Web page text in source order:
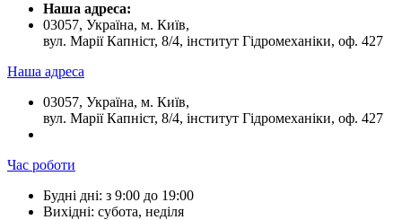
Наша адреса:
03057, Україна, м. Київ,
вул. Марії Капніст, 8/4, інститут Гідромеханіки, оф. 427
Наша адреса
03057, Україна, м. Київ,
вул. Марії Капніст, 8/4, інститут Гідромеханіки, оф. 427
Час роботи
Будні дні: з 9:00 до 19:00
Вихідні: субота, неділя